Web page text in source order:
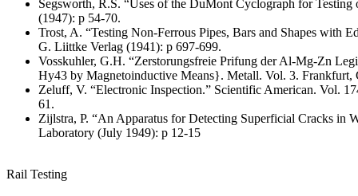
Segsworth, R.S. “Uses of the DuMont Cyclograph for
(1947): p 54-70.
Trost, A. “Testing Non-Ferrous Pipes, Bars and Shapes with
G. Liittke Verlag (1941): p 697-699.
Vosskuhler, G.H. “Zerstorungsfreie Prifung der Al-Mg-Zn
Hy43 by Magnetoinductive Means}. Metall. Vol. 3.
Zeluff, V. “Electronic Inspection.” Scientific American. Vol.
61.
Zijlstra, P. “An Apparatus for Detecting Superficial Cracks in
Laboratory (July 1949): p 12-15
Rail Testing